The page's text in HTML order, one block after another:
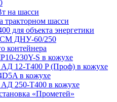
на шасси
тракторном шасси
для объекта энергетики
ДНУ-60/250
контейнера
230Y-S в кожухе
АД 12-Т400 P (Проф) в кожухе
в кожухе
АД 250-Т400 в кожухе
«Прометей»